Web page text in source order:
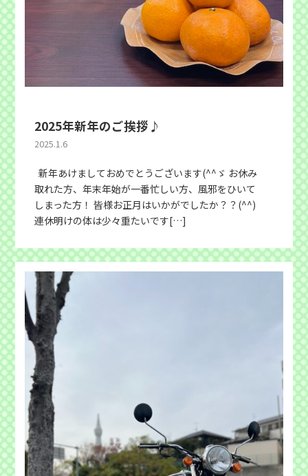
2025年新年のご挨拶♪
2025.1.6
新年あけましておめでとうございます(^^ゞ お休み
取れた方、年末年始が一番忙しい方、風邪をひいて
しまった方！ 皆様お正月はいかがでしたか？？(^^)
連休明けの体は少々重たいです[…]